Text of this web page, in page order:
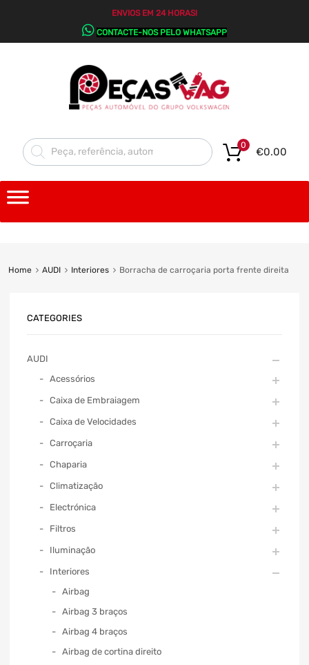
ENVIOS EM 24 HORAS!
CONTACTE-NOS PELO WHATSAPP
€0.00
0
Home AUDI Interiores Borracha de carroçaria porta frente direita
CATEGORIES
AUDI
Acessórios
Caixa de Embraiagem
Caixa de Velocidades
Carroçaria
Chaparia
Climatização
Electrónica
Filtros
Iluminação
Interiores
Airbag
Airbag 3 braços
Airbag 4 braços
Airbag de cortina direito